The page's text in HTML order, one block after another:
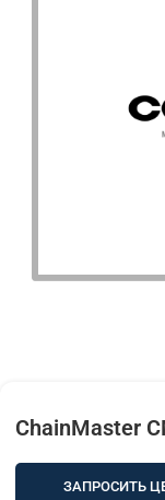
ChainMaster
ЗАПРОСИТЬ